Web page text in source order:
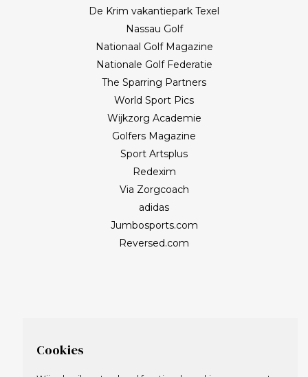
De Krim vakantiepark Texel
Nassau Golf
Nationaal Golf Magazine
Nationale Golf Federatie
The Sparring Partners
World Sport Pics
Wijkzorg Academie
Golfers Magazine
Sport Artsplus
Redexim
Via Zorgcoach
adidas
Jumbosports.com
Reversed.com
Cookies